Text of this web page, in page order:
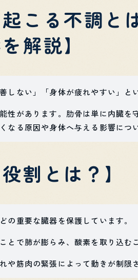
こる不調と
解説】
しない」「身体が疲れやすい」
性があります。肋骨は単に内臓を
なる原因や身体へ与える影響につ
割とは？】
重要な臓器を保護しています。
とで肺が膨らみ、酸素を取り込む
や筋肉の緊張によって動きが制限